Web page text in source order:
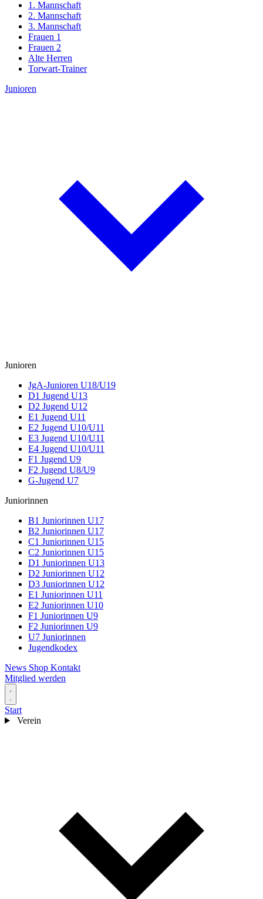
1. Mannschaft
2. Mannschaft
3. Mannschaft
Frauen 1
Frauen 2
Alte Herren
Torwart-Trainer
Junioren
Junioren
JgA-Junioren U18/U19
D1 Jugend U13
D2 Jugend U12
E1 Jugend U11
E2 Jugend U10/U11
E3 Jugend U10/U11
E4 Jugend U10/U11
F1 Jugend U9
F2 Jugend U8/U9
G-Jugend U7
Juniorinnen
B1 Juniorinnen U17
B2 Juniorinnen U17
C1 Juniorinnen U15
C2 Juniorinnen U15
D1 Juniorinnen U13
D2 Juniorinnen U12
D3 Juniorinnen U12
E1 Juniorinnen U11
E2 Juniorinnen U10
F1 Juniorinnen U9
F2 Juniorinnen U9
U7 Juniorinnen
Jugendkodex
News Shop Kontakt
Mitglied werden
Start
Verein